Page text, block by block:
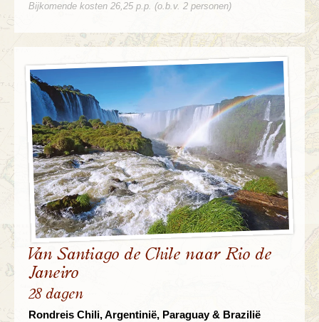
Bijkomende kosten 26,25 p.p. (o.b.v. 2 personen)
Van Santiago de Chile naar Rio de
Janeiro
28 dagen
Rondreis Chili, Argentinië, Paraguay & Brazilië